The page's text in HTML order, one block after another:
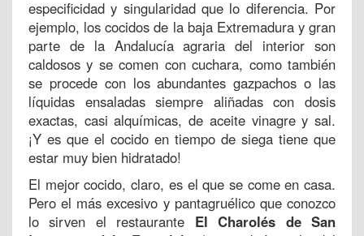
especificidad y singularidad que lo diferencia. Por
ejemplo, los cocidos de la baja Extremadura y gran
parte de la Andalucía agraria del interior son
caldosos y se comen con cuchara, como también
se procede con los abundantes gazpachos o las
líquidas ensaladas siempre aliñadas con dosis
exactas, casi alquímicas, de aceite vinagre y sal.
¡Y es que el cocido en tiempo de siega tiene que
estar muy bien hidratado!
El mejor cocido, claro, es el que se come en casa.
Pero el más excesivo y pantagruélico que conozco
lo sirven el restaurante El Charolés de San